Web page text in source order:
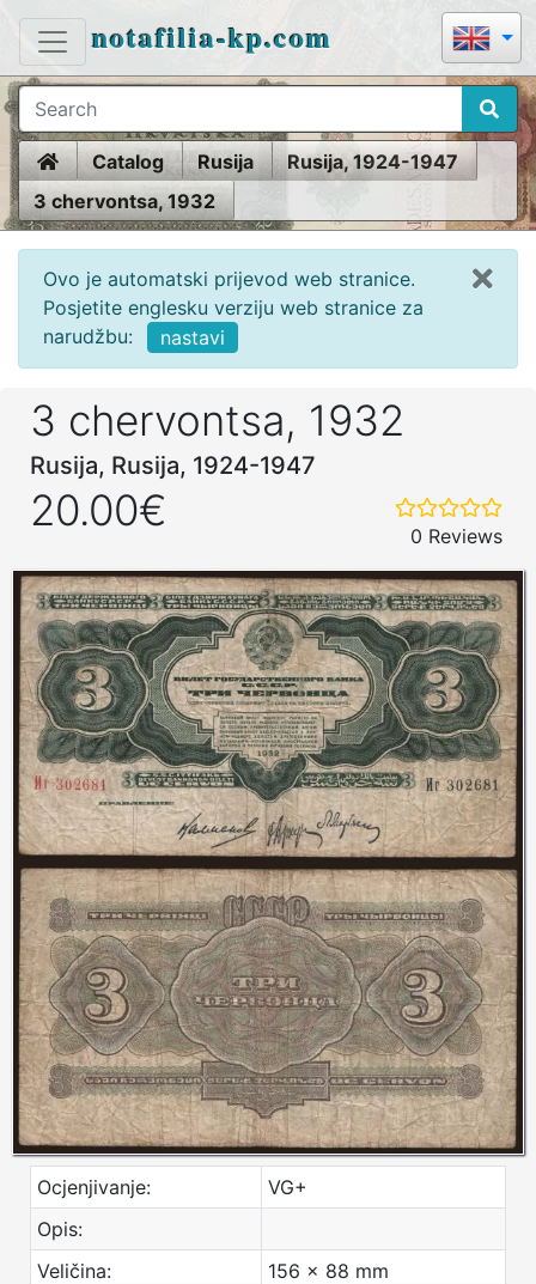
notafilia-kp.com
HomeCatalog Rusija
Rusija, 1924-1947
3 chervontsa, 1932
Ovo je automatski prijevod web stranice.
Posjetite englesku verziju web stranice za
narudžbu:
nastavi
3 chervontsa, 1932
Rusija, Rusija, 1924-1947
20.00€
0 Reviews
Ocjenjivanje:
VG+
Opis:
Veličina:
156 x 88 mm